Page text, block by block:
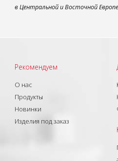
в Центральной и Восточной
Рекомендуем
О нас
Продукты
Новинки
Изделия под заказ